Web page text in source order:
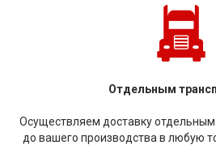
Отдельным
Осуществляем доставку
до вашего производства в любую